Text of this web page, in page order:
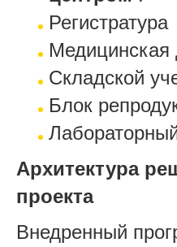
Регистратура
Медицинская
Складской
Блок
Архитектура
проекта
Внедренный